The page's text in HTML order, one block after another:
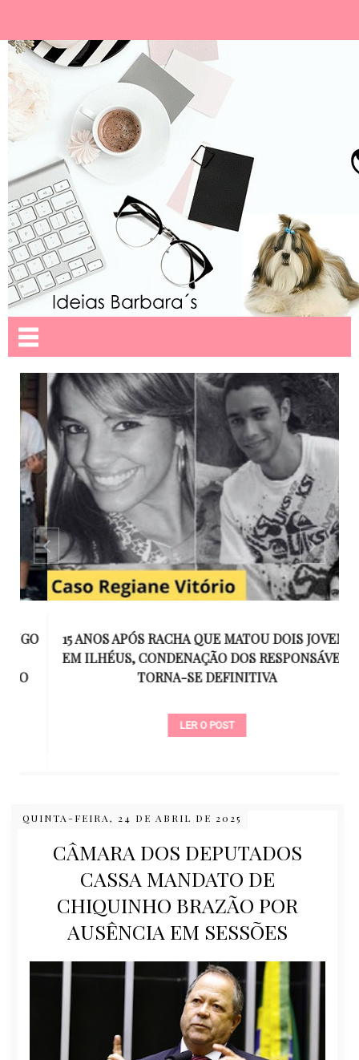
15 ANOS APÓS RACHA QUE MATOU DOIS JOVENS
EM ILHÉUS, CONDENAÇÃO DOS RESPONSÁVEIS
TORNA-SE DEFINITIVA
LER O POST
QUINTA-FEIRA, 24 DE ABRIL DE 2025
CÂMARA DOS DEPUTADOS
CASSA MANDATO DE
CHIQUINHO BRAZÃO POR
AUSÊNCIA EM SESSÕES